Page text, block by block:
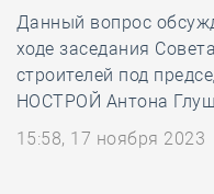
Данный вопрос
ходе заседания
строителей под
НОСТРОЙ Антона
15:58, 17 ноября 2023